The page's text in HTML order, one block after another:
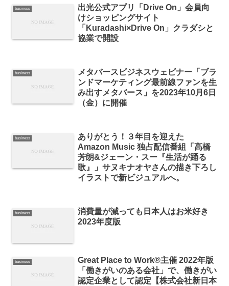
business
出光公式アプリ「Drive On」会員向
けショッピングサイト
「Kuradashi×Drive On」クラダシと
協業で開設
business
メタバースビジネスウェビナー「ブラ
ンドマーケティング最前線ファンを生
み出すメタバース」を2023年10月6日
（金）に開催
business
ありがとう！３年目を迎えた
Amazon Music 独占配信番組「高橋
芳朗&ジェーン・スー『生活が踊る
歌』」サヌキナオヤさんの描き下ろし
イラストで新ビジュアルへ。
business
消費量が減っても日本人はお米好き
2023年度版
business
Great Place to Work®主催 2022年版
「働きがいのある会社」で、働きがい
認定企業として認定【株式会社新日本